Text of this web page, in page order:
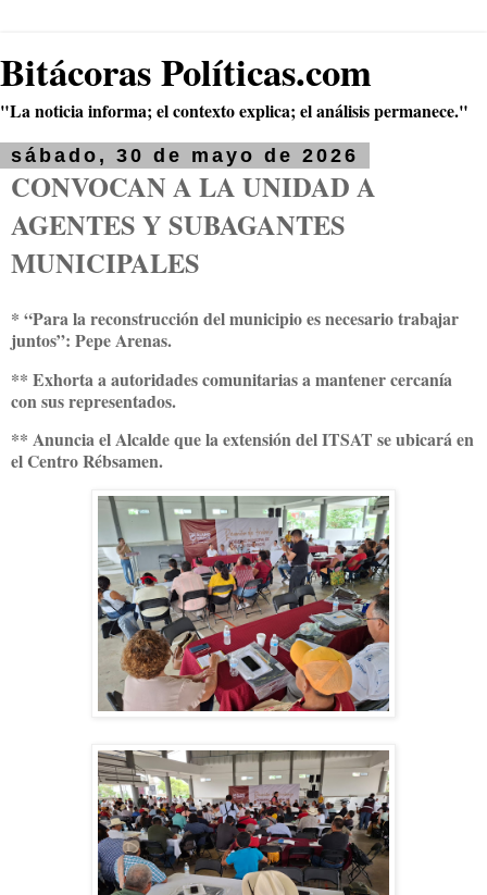
Bitácoras Políticas.com
"La noticia informa; el contexto explica; el análisis permanece."
sábado, 30 de mayo de 2026
CONVOCAN A LA UNIDAD A
AGENTES Y SUBAGANTES
MUNICIPALES
* “Para la reconstrucción del municipio es necesario trabajar
juntos”: Pepe Arenas.
** Exhorta a autoridades comunitarias a mantener cercanía
con sus representados.
** Anuncia el Alcalde que la extensión del ITSAT se ubicará en
el Centro Rébsamen.